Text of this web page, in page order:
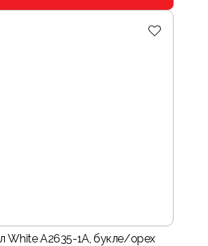
White A2635-1A, букле/орех